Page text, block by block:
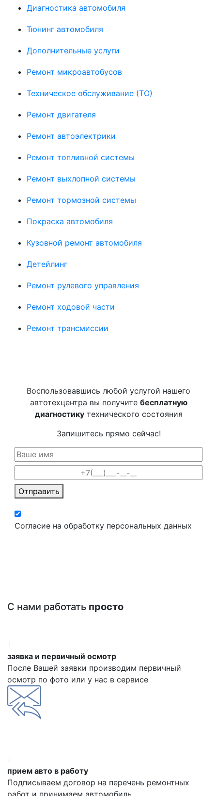
Диагностика автомобиля
Тюнинг автомобиля
Дополнительные услуги
Ремонт микроавтобусов
Техническое обслуживание (ТО)
Ремонт двигателя
Ремонт автоэлектрики
Ремонт топливной системы
Ремонт выхлопной системы
Ремонт тормозной системы
Покраска автомобиля
Кузовной ремонт автомобиля
Детейлинг
Ремонт рулевого управления
Ремонт ходовой части
Ремонт трансмиссии
Воспользовавшись любой услугой нашего
автотехцентра вы получите бесплатную
диагностикутехнического состояния
Запишитесь прямо сейчас!
Отправить
Согласие на обработку персональных данных
С нами работать просто
заявка и первичный осмотр
После Вашей заявки производим первичный
осмотр по фото или у нас в сервисе
прием авто в работу
Подписываем договор на перечень ремонтных